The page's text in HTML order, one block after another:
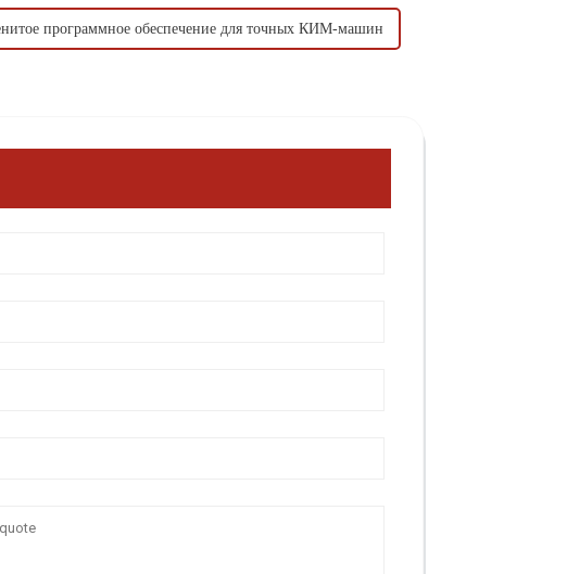
программное обеспечение для точных КИМ-машин